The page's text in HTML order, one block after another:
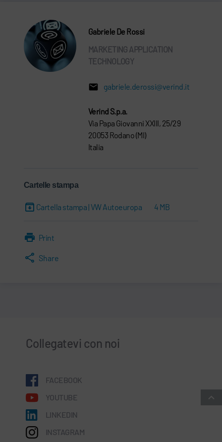
Gabriele De Rossi
MARKETING APPLICATION
TECHNOLOGY
gabriele.derossi@verind.it
Verind S.p.a.
Via Papa Giovanni XXIII, 25/29
20053 Rodano (MI)
Italia
Cartelle stampa
Cartella stampa | VW Autoeuropa 4 MB
Print
Share
Collegatevi con noi
FACEBOOK
YOUTUBE
LINKEDIN
INSTAGRAM